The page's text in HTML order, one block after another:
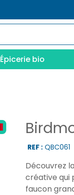
Épicerie bio
REF : QBC061
Découvrez
créative qui
faucon